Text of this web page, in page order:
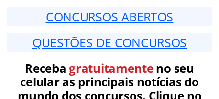
CONCURSOS ABERTOS
QUESTÕES DE CONCURSOS
Receba gratuitamenteno seu
celular as principais notícias do
mundo dos concursos. Clique no